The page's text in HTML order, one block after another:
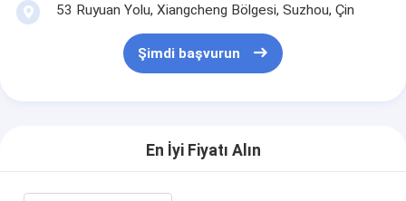
53 Ruyuan Yolu, Xiangcheng Bölgesi, Suzhou, Çin
Şimdi başvurun
En İyi Fiyatı Alın